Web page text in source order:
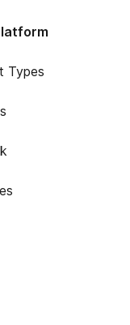
Types